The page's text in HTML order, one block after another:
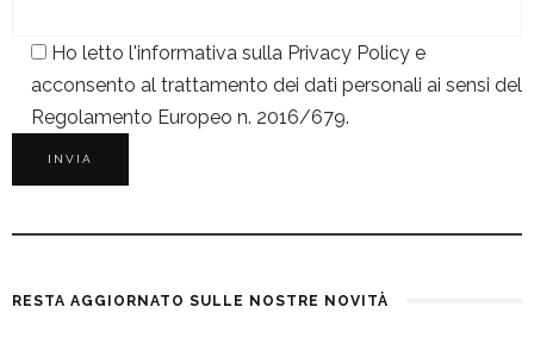
Ho letto l'informativa sulla Privacy Policy e
acconsento al trattamento dei dati personali ai sensi del
Regolamento Europeo n. 2016/679.
RESTA AGGIORNATO SULLE NOSTRE NOVITÀ